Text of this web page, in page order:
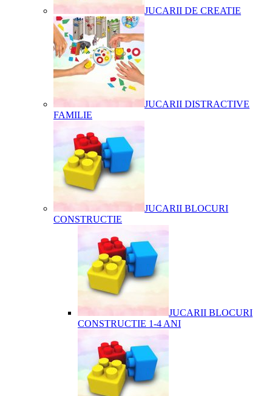
JUCARII DE CREATIE
JUCARII DISTRACTIVE
FAMILIE
JUCARII BLOCURI
CONSTRUCTIE
JUCARII BLOCURI
CONSTRUCTIE 1-4 ANI